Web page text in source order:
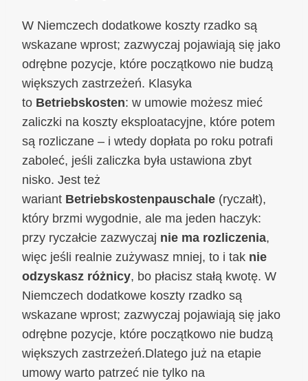
W Niemczech dodatkowe koszty rzadko są
wskazane wprost; zazwyczaj pojawiają się jako
odrębne pozycje, które początkowo nie budzą
większych zastrzeżeń. Klasyka
to Betriebskosten: w umowie możesz mieć
zaliczki na koszty eksploatacyjne, które potem
są rozliczane – i wtedy dopłata po roku potrafi
zaboleć, jeśli zaliczka była ustawiona zbyt
nisko. Jest też
wariant Betriebskostenpauschale (ryczałt),
który brzmi wygodnie, ale ma jeden haczyk:
przy ryczałcie zazwyczaj nie ma rozliczenia,
więc jeśli realnie zużywasz mniej, to i tak nie
odzyskasz różnicy, bo płacisz stałą kwotę. W
Niemczech dodatkowe koszty rzadko są
wskazane wprost; zazwyczaj pojawiają się jako
odrębne pozycje, które początkowo nie budzą
większych zastrzeżeń.Dlatego już na etapie
umowy warto patrzeć nie tylko na